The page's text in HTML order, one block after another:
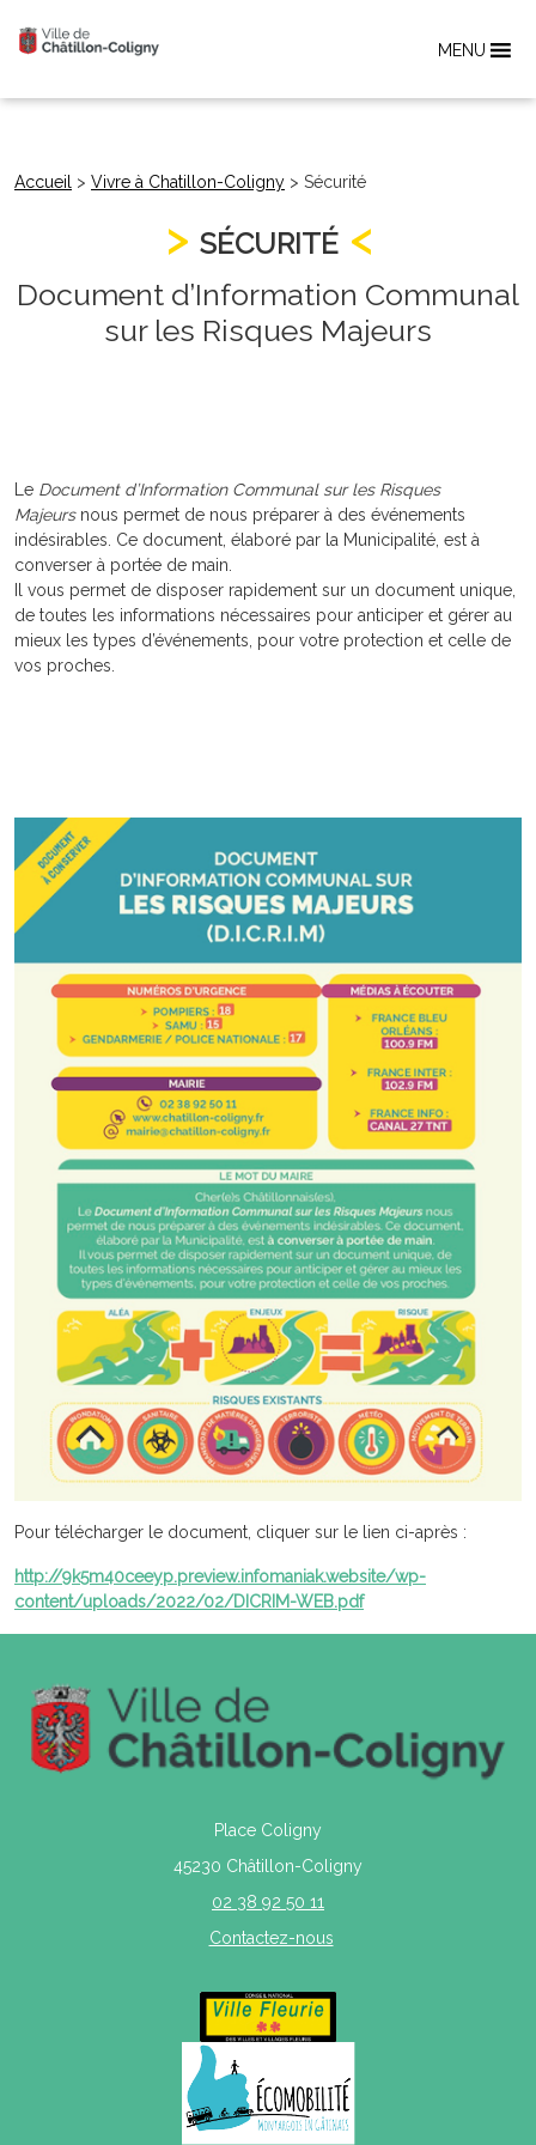
MENU
Accueil > Vivre à Chatillon-Coligny > Sécurité
SÉCURITÉ
Document d’Information Communal
sur les Risques Majeurs
Le Document d’Information Communal sur les Risques
Majeurs nous permet de nous préparer à des événements
indésirables. Ce document, élaboré par la Municipalité, est à
converser à portée de main.
Il vous permet de disposer rapidement sur un document unique,
de toutes les informations nécessaires pour anticiper et gérer au
mieux les types d’événements, pour votre protection et celle de
vos proches.
Pour télécharger le document, cliquer sur le lien ci-après :
http://9k5m40ceeyp.preview.infomaniak.website/wp-
content/uploads/2022/02/DICRIM-WEB.pdf
Place Coligny
45230 Châtillon-Coligny
02 38 92 50 11
Contactez-nous